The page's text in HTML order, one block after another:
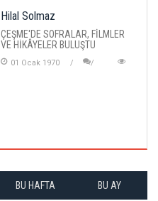
Hilal Solmaz
ÇEŞME'DE SOFRALAR, FİLMLER
VE HİKÂYELER BULUŞTU
01 Ocak 1970
BU HAFTA BU AY